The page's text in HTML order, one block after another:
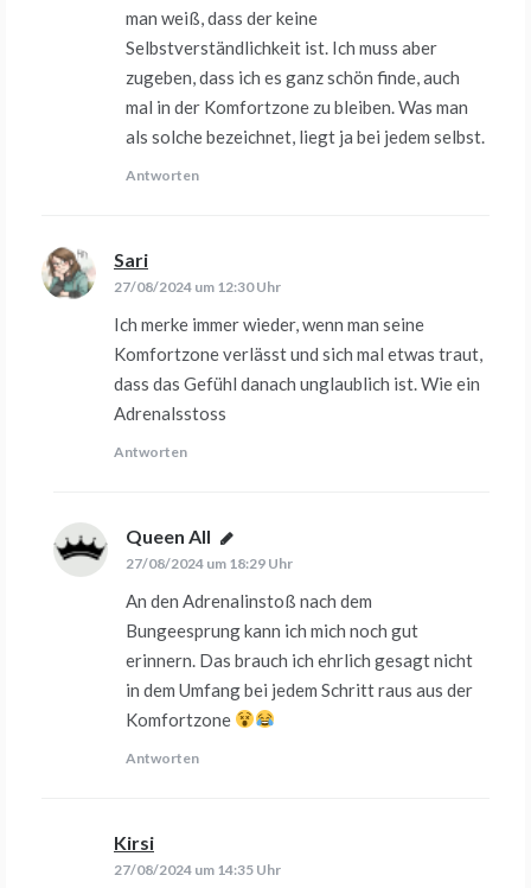
man weiß, dass der keine
Selbstverständlichkeit ist. Ich muss aber
zugeben, dass ich es ganz schön finde, auch
mal in der Komfortzone zu bleiben. Was man
als solche bezeichnet, liegt ja bei jedem selbst.
Antworten
Sari
27/08/2024 um 12:30 Uhr
Ich merke immer wieder, wenn man seine
Komfortzone verlässt und sich mal etwas traut,
dass das Gefühl danach unglaublich ist. Wie ein
Adrenalsstoss
Antworten
Queen All sagt:
27/08/2024 um 18:29 Uhr
An den Adrenalinstoß nach dem
Bungeesprung kann ich mich noch gut
erinnern. Das brauch ich ehrlich gesagt nicht
in dem Umfang bei jedem Schritt raus aus der
Komfortzone
Antworten
Kirsi
27/08/2024 um 14:35 Uhr